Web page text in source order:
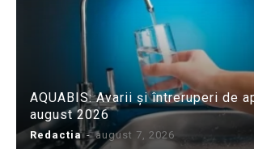
AQUABIS: Avarii și întreruperi de
august 2026
Redactia - august 7, 2026